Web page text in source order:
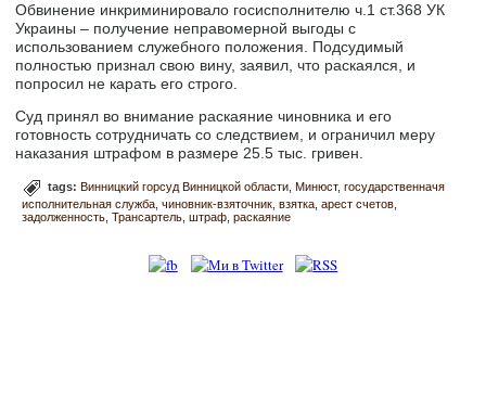
Обвинение инкриминировало госисполнителю ч.1 ст.368 УК
Украины – получение неправомерной выгоды с
использованием служебного положения. Подсудимый
полностью признал свою вину, заявил, что раскаялся, и
попросил не карать его строго.
Суд принял во внимание раскаяние чиновника и его
готовность сотрудничать со следствием, и ограничил меру
наказания штрафом в размере 25.5 тыс. гривен.
tags: Винницкий горсуд Винницкой области Минюст государственначя
исполнительная служба чиновник-взяточник взятка арест счетов
задолженность Трансартель штраф раскаяние